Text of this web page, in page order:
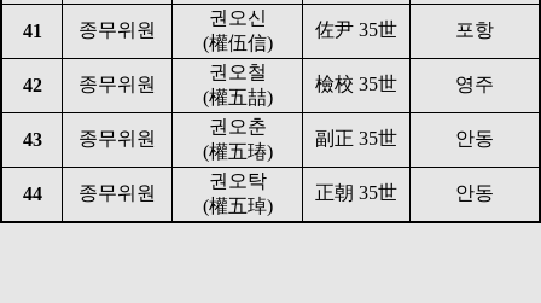
41 종무위원
권오신
(權伍信)
佐尹 35世 포항
42 종무위원
권오철
(權五喆)
檢校 35世 영주
43 종무위원
권오춘
(權五瑃)
副正 35世 안동
44 종무위원
권오탁
(權五琸)
正朝 35世 안동